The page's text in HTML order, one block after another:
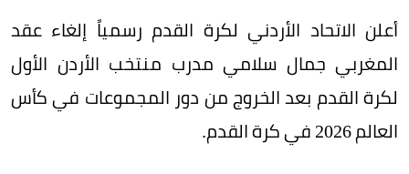
أعلن الاتحاد الأردني لكرة القدم رسمياً إلغاء عقد
المغربي جمال سلامي مدرب منتخب الأردن الأول
لكرة القدم بعد الخروج من دور المجموعات في كأس
العالم 2026 في كرة القدم.